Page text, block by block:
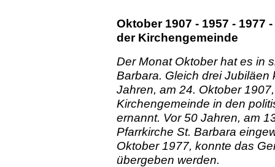
Oktober 1907 - 1957 - 1977
der Kirchengemeinde
Der Monat Oktober hat es in
Barbara. Gleich drei
Jahren, am 24. Oktober
Kirchengemeinde in den
ernannt. Vor 50 Jahren, am
Pfarrkirche St. Barbara
Oktober 1977, konnte das
übergeben werden.